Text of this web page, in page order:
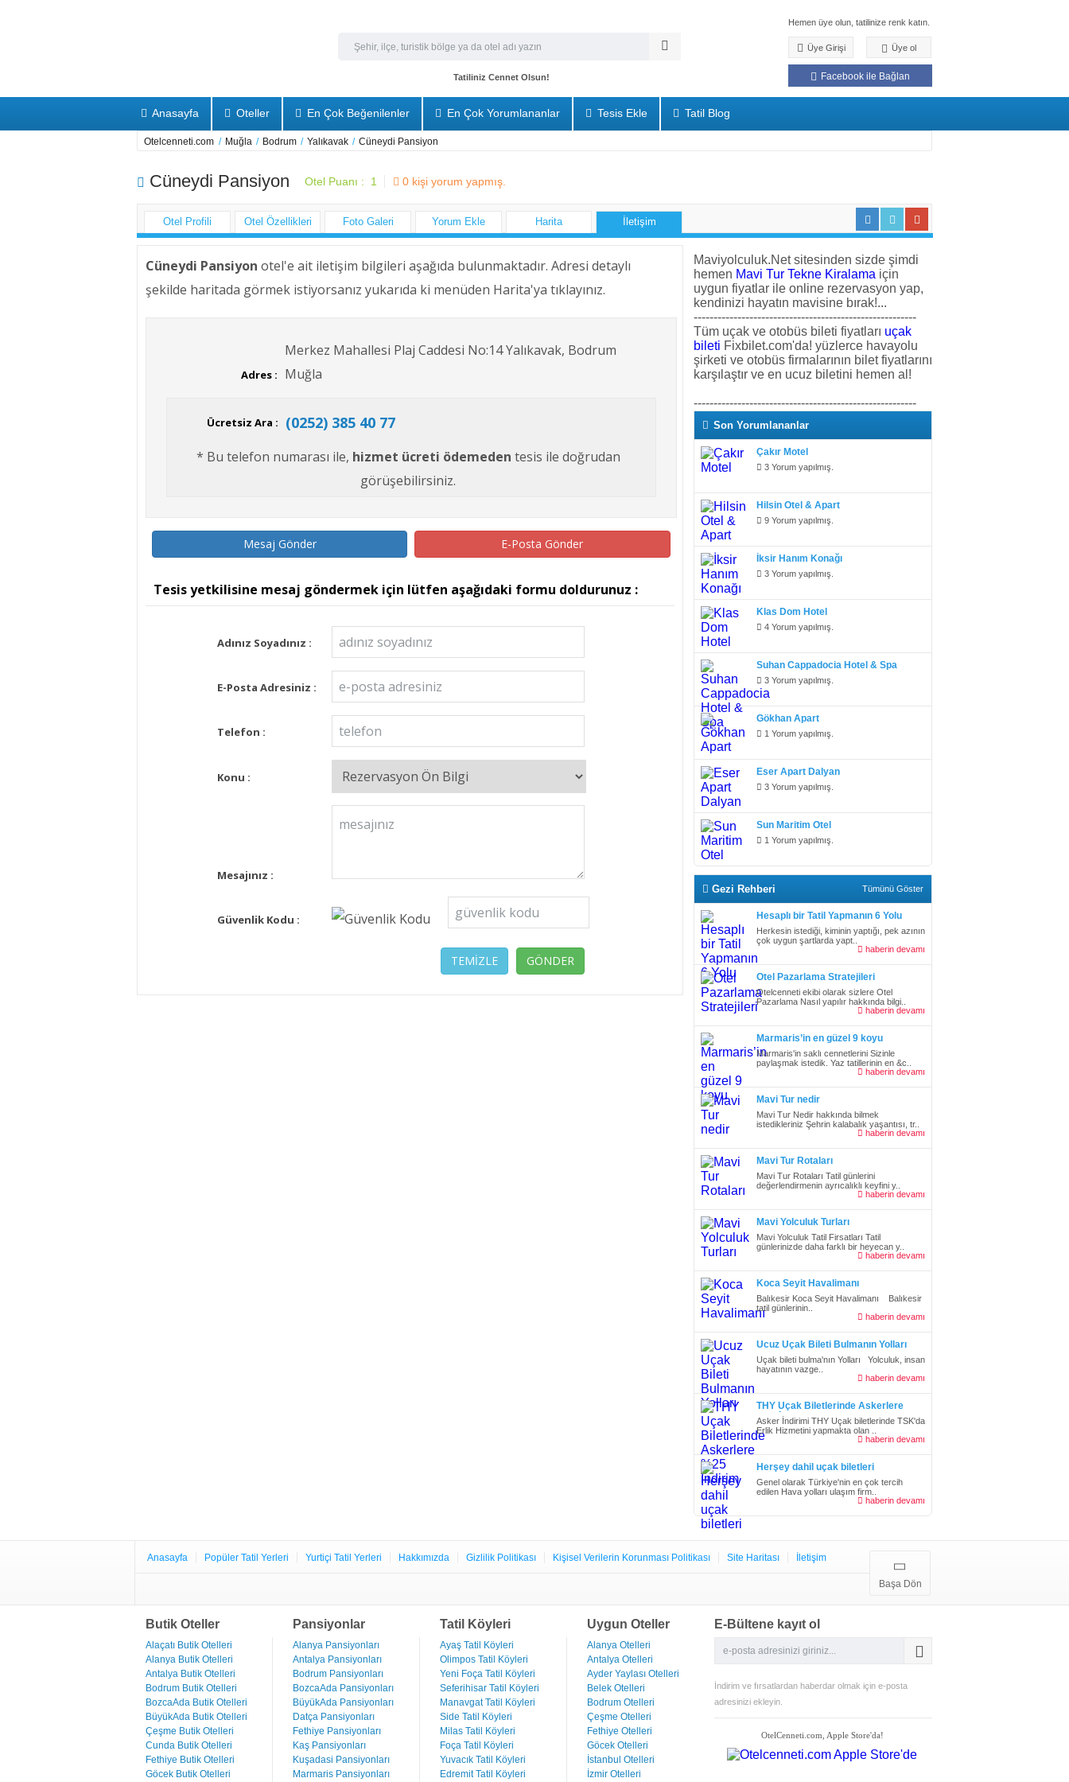
Tatiliniz Cennet Olsun!
Hemen üye olun, tatilinize renk katın.
Üye Girişi Üye ol
Facebook ile Bağlan
Anasayfa Oteller En Çok Beğenilenler En Çok Yorumlananlar Tesis Ekle Tatil Blog
Otelcenneti.com / Muğla / Bodrum / Yalıkavak / Cüneydi Pansiyon
Cüneydi Pansiyon Otel Puanı : 1 0 kişi yorum yapmış.
Otel Profili Otel Özellikleri Foto Galeri Yorum Ekle Harita İletişim
Cüneydi Pansiyon otel'e ait iletişim bilgileri aşağıda bulunmaktadır. Adresi detaylı
şekilde haritada görmek istiyorsanız yukarıda ki menüden Harita'ya tıklayınız.
Adres :
Merkez Mahallesi Plaj Caddesi No:14 Yalıkavak, Bodrum
Muğla
Ücretsiz Ara : (0252) 385 40 77
* Bu telefon numarası ile, hizmet ücreti ödemeden tesis ile doğrudan
görüşebilirsiniz.
Mesaj Gönder E-Posta Gönder
Tesis yetkilisine mesaj göndermek için lütfen aşağıdaki formu doldurunuz :
Adınız Soyadınız :
E-Posta Adresiniz :
Telefon :
Konu :
Mesajınız :
Güvenlik Kodu :
Maviyolculuk.Net sitesinden sizde şimdi
hemen Mavi Tur Tekne Kiralama için
uygun fiyatlar ile online rezervasyon yap,
kendinizi hayatın mavisine bırak!...
--------------------------------------------------------
Tüm uçak ve otobüs bileti fiyatları uçak
bileti Fixbilet.com'da! yüzlerce havayolu
şirketi ve otobüs firmalarının bilet fiyatlarını
karşılaştır ve en ucuz biletini hemen al!
--------------------------------------------------------
Son Yorumlananlar
Çakır Motel
3 Yorum yapılmış.
Hilsin Otel & Apart
9 Yorum yapılmış.
İksir Hanım Konağı
3 Yorum yapılmış.
Klas Dom Hotel
4 Yorum yapılmış.
Suhan Cappadocia Hotel & Spa
3 Yorum yapılmış.
Gökhan Apart
1 Yorum yapılmış.
Eser Apart Dalyan
3 Yorum yapılmış.
Sun Maritim Otel
1 Yorum yapılmış.
Gezi Rehberi Tümünü Göster
Hesaplı bir Tatil Yapmanın 6 Yolu
Herkesin istediği, kiminin yaptığı, pek azının
çok uygun şartlarda yapt..
haberin devamı
Otel Pazarlama Stratejileri
Otelcenneti ekibi olarak sizlere Otel
Pazarlama Nasıl yapılır hakkında bilgi..
haberin devamı
Marmaris’in en güzel 9 koyu
Marmaris'in saklı cennetlerini Sizinle
paylaşmak istedik. Yaz tatillerinin en &c..
haberin devamı
Mavi Tur nedir
Mavi Tur Nedir hakkında bilmek
istedikleriniz Şehrin kalabalık yaşantısı, tr..
haberin devamı
Mavi Tur Rotaları
Mavi Tur Rotaları Tatil günlerini
değerlendirmenin ayrıcalıklı keyfini y..
haberin devamı
Mavi Yolculuk Turları
Mavi Yolculuk Tatil Firsatları Tatil
günlerinizde daha farklı bir heyecan y..
haberin devamı
Koca Seyit Havalimanı
Balıkesir Koca Seyit Havalimanı Balıkesir
tatil günlerinin..
haberin devamı
Ucuz Uçak Bileti Bulmanın Yolları
Uçak bileti bulma'nın Yolları Yolculuk, insan
hayatının vazge..
haberin devamı
THY Uçak Biletlerinde Askerlere
%25 İndirim
Asker İndirimi THY Uçak biletlerinde TSK'da
Erlik Hizmetini yapmakta olan ..
haberin devamı
Herşey dahil uçak biletleri
Genel olarak Türkiye'nin en çok tercih
edilen Hava yolları ulaşım firm..
haberin devamı
Anasayfa Popüler Tatil Yerleri Yurtiçi Tatil Yerleri Hakkımızda Gizlilik Politikası Kişisel Verilerin Korunması Politikası Site Haritası İletişim
Başa Dön
Butik Oteller
Alaçatı Butik Otelleri
Alanya Butik Otelleri
Antalya Butik Otelleri
Bodrum Butik Otelleri
BozcaAda Butik Otelleri
BüyükAda Butik Otelleri
Çeşme Butik Otelleri
Cunda Butik Otelleri
Fethiye Butik Otelleri
Göcek Butik Otelleri
Pansiyonlar
Alanya Pansiyonları
Antalya Pansiyonları
Bodrum Pansiyonları
BozcaAda Pansiyonları
BüyükAda Pansiyonları
Datça Pansiyonları
Fethiye Pansiyonları
Kaş Pansiyonları
Kuşadasi Pansiyonları
Marmaris Pansiyonları
Tatil Köyleri
Ayaş Tatil Köyleri
Olimpos Tatil Köyleri
Yeni Foça Tatil Köyleri
Seferihisar Tatil Köyleri
Manavgat Tatil Köyleri
Side Tatil Köyleri
Milas Tatil Köyleri
Foça Tatil Köyleri
Yuvacık Tatil Köyleri
Edremit Tatil Köyleri
Uygun Oteller
Alanya Otelleri
Antalya Otelleri
Ayder Yaylası Otelleri
Belek Otelleri
Bodrum Otelleri
Çeşme Otelleri
Fethiye Otelleri
Göcek Otelleri
İstanbul Otelleri
İzmir Otelleri
E-Bültene kayıt ol
İndirim ve fırsatlardan haberdar olmak için e-posta
adresinizi ekleyin.
OtelCenneti.com, Apple Store'da!